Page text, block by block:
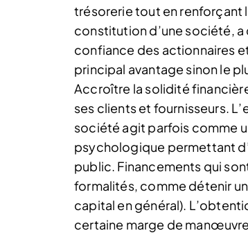
trésorerie tout en renforçant
constitution d’une société,
confiance des actionnaires
principal avantage sinon le
Accroître la solidité
ses clients et fournisseurs.
société agit parfois comme
psychologique permettant
public. Financements qui
formalités, comme détenir
capital en général).
certaine marge de